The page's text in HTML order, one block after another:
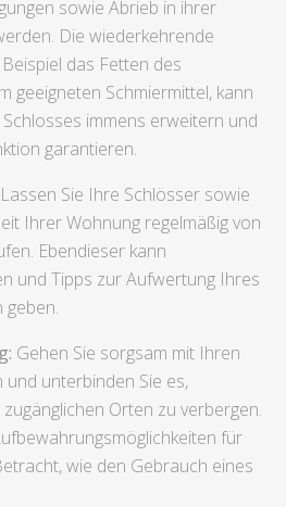
sowie Abrieb in ihrer
Die wiederkehrende
das Fetten des
geeigneten Schmiermittel, kann
immens erweitern und
garantieren.
Lassen Sie Ihre Schlösser sowie
Ihrer Wohnung regelmäßig von
Ebendieser kann
und Tipps zur Aufwertung Ihres
geben.
Gehen Sie sorgsam mit Ihren
unterbinden Sie es,
Orten zu verbergen.
für
wie den Gebrauch eines